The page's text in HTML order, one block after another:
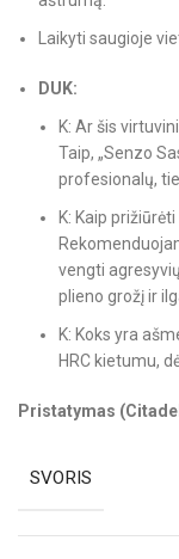
Laikyti saugioje
DUK:
K: Ar šis
Taip, „Senzo
profesionalų,
K: Kaip
vengti
plieno grožį ir
K: Koks yra
HRC kietumu,
Pristatymas
SVORIS